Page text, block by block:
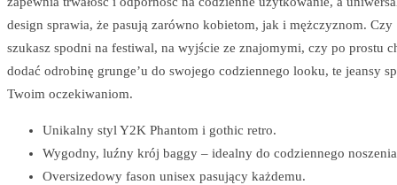
design sprawia, że pasują zarówno kobietom, jak i mężczyznom. Czy
szukasz spodni na festiwal, na wyjście ze znajomymi, czy po prostu
dodać odrobinę grunge’u do swojego codziennego looku, te jeansy
Twoim oczekiwaniom.
Unikalny styl Y2K Phantom i gothic retro.
Wygodny, luźny krój baggy – idealny do codziennego
Oversizedowy fason unisex pasujący każdemu.